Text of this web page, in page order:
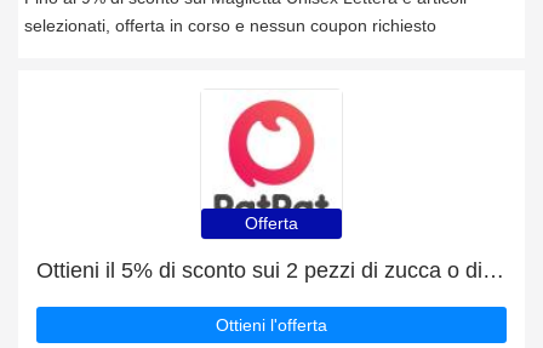
selezionati, offerta in corso e nessun coupon richiesto
Offerta
Ottieni il 5% di sconto sui 2 pezzi di zucca o di girasole set di fascia per le ragazze
Ottieni l'offerta